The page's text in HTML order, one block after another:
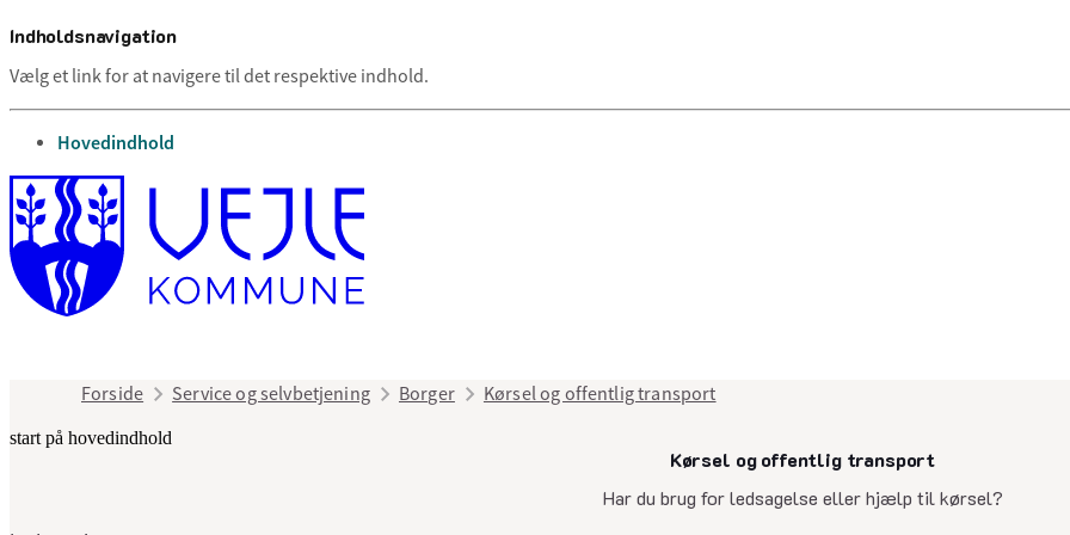
Indholdsnavigation
Vælg et link for at navigere til det respektive indhold.
gå til
Hovedindhold
Forside Service og selvbetjening Borger Kørsel og offentlig transport
start på hovedindhold
Kørsel og offentlig transport
Har du brug for ledsagelse eller hjælp til kørsel?
senest opdateret 28. april 2025